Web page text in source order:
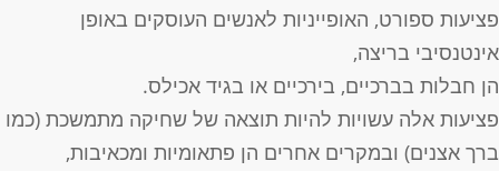
פציעות ספורט, האופייניות לאנשים העוסקים באופן
אינטנסיבי בריצה,
הן חבלות בברכיים, בירכיים או בגיד אכילס.
פציעות אלה עשויות להיות תוצאה של שחיקה מתמשכת (כמו
ברך אצנים) ובמקרים אחרים הן פתאומיות ומכאיבות,